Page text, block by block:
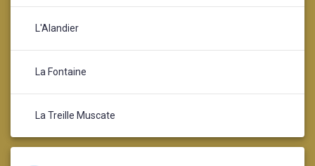
L'Alandier
La Fontaine
La Treille Muscate